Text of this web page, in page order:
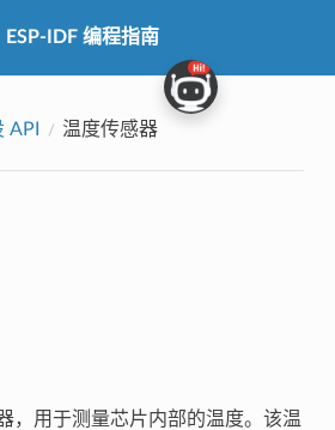
ESP-IDF 编程指南
API 温度传感器
，用于测量芯片内部的温度。该温